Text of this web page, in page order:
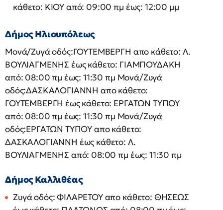
κάθετο: ΚΙΟΥ από: 09:00 πμ έως: 12:00 μμ
Δήμος Ηλιουπόλεως
Μονά/Ζυγά οδός:ΓΟΥΤΕΜΒΕΡΓΗ απο κάθετο: Λ.
ΒΟΥΛΙΑΓΜΕΝΗΣ έως κάθετο: ΓΙΑΜΠΟΥΔΑΚΗ
από: 08:00 πμ έως: 11:30 πμ Μονά/Ζυγά
οδός:ΔΑΣΚΑΛΟΓΙΑΝΝΗ απο κάθετο:
ΓΟΥΤΕΜΒΕΡΓΗ έως κάθετο: ΕΡΓΑΤΩΝ ΤΥΠΟΥ
από: 08:00 πμ έως: 11:30 πμ Μονά/Ζυγά
οδός:ΕΡΓΑΤΩΝ ΤΥΠΟΥ απο κάθετο:
ΔΑΣΚΑΛΟΓΙΑΝΝΗ έως κάθετο: Λ.
ΒΟΥΛΙΑΓΜΕΝΗΣ από: 08:00 πμ έως: 11:30 πμ
Δήμος Καλλιθέας
Ζυγά οδός: ΦΙΛΑΡΕΤΟΥ απο κάθετο: ΘΗΣΕΩΣ